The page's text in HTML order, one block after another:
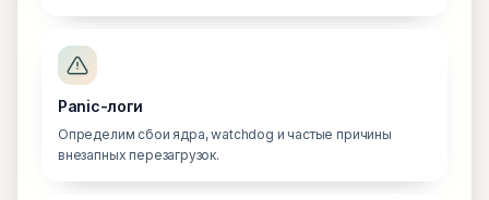
Panic-логи
Определим сбои ядра, watchdog и частые причины
внезапных перезагрузок.